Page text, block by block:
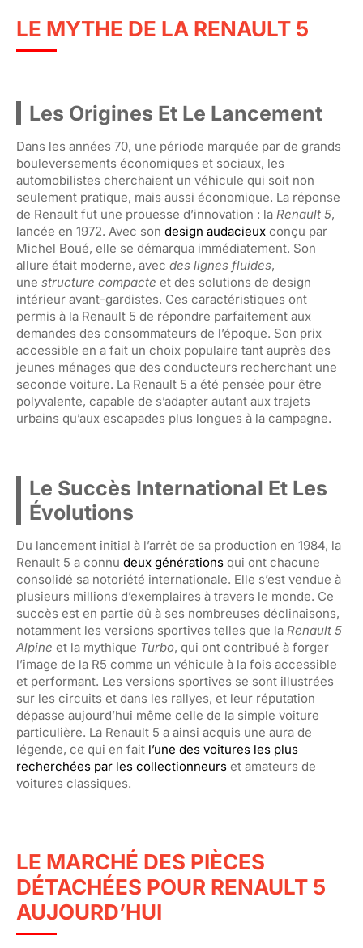
LE MYTHE DE LA RENAULT 5
Les Origines Et Le Lancement
Dans les années 70, une période marquée par de grands
bouleversements économiques et sociaux, les
automobilistes cherchaient un véhicule qui soit non
seulement pratique, mais aussi économique. La réponse
de Renault fut une prouesse d’innovation : la Renault 5,
lancée en 1972. Avec son design audacieux conçu par
Michel Boué, elle se démarqua immédiatement. Son
allure était moderne, avec des lignes fluides,
une structure compacte et des solutions de design
intérieur avant-gardistes. Ces caractéristiques ont
permis à la Renault 5 de répondre parfaitement aux
demandes des consommateurs de l’époque. Son prix
accessible en a fait un choix populaire tant auprès des
jeunes ménages que des conducteurs recherchant une
seconde voiture. La Renault 5 a été pensée pour être
polyvalente, capable de s’adapter autant aux trajets
urbains qu’aux escapades plus longues à la campagne.
Le Succès International Et Les
Évolutions
Du lancement initial à l’arrêt de sa production en 1984, la
Renault 5 a connu deux générations qui ont chacune
consolidé sa notoriété internationale. Elle s’est vendue à
plusieurs millions d’exemplaires à travers le monde. Ce
succès est en partie dû à ses nombreuses déclinaisons,
notamment les versions sportives telles que la Renault 5
Alpine et la mythique Turbo, qui ont contribué à forger
l’image de la R5 comme un véhicule à la fois accessible
et performant. Les versions sportives se sont illustrées
sur les circuits et dans les rallyes, et leur réputation
dépasse aujourd’hui même celle de la simple voiture
particulière. La Renault 5 a ainsi acquis une aura de
légende, ce qui en fait l’une des voitures les plus
recherchées par les collectionneurs et amateurs de
voitures classiques.
LE MARCHÉ DES PIÈCES
DÉTACHÉES POUR RENAULT 5
AUJOURD’HUI